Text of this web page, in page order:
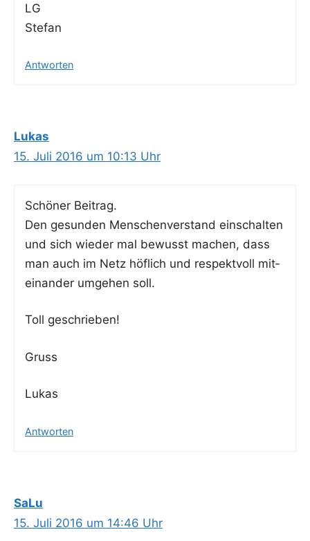
LG
Stefan
Antworten
Lukas
15. Juli 2016 um 10:13 Uhr
Schö­ner Beitrag.
Den gesun­den Men­schen­ver­stand ein­schal­ten
und sich wie­der mal bewusst machen, dass
man auch im Netz höf­lich und respekt­voll mit­
ein­an­der umge­hen soll.
Toll geschrie­ben!
Gruss
Lukas
Antworten
SaLu
15. Juli 2016 um 14:46 Uhr